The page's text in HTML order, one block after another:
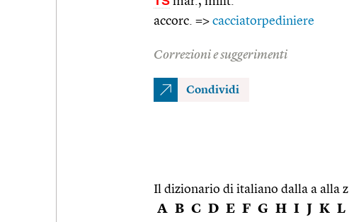
accorc. => cacciatorpediniere
Correzioni e suggerimenti
Condividi
Il dizionario di italiano dalla a alla z
A B C D E F G H I J K L